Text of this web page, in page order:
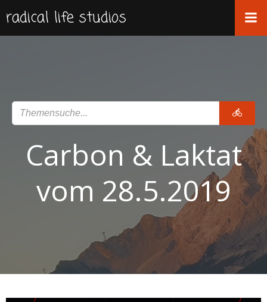
springen
radical life studios
Carbon & Laktat
vom 28.5.2019